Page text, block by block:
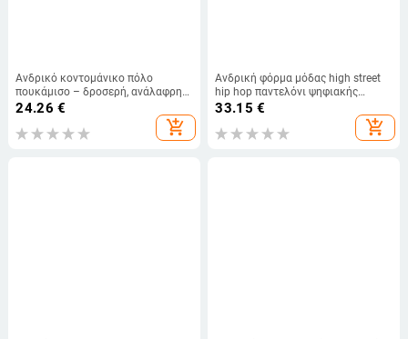
Ανδρικό κοντομάνικο πόλο
πουκάμισο – δροσερή, ανάλαφρη
εφαρμογή, γιακάς πόλο, casual
24.26 €
add_shopping_cart
Ανδρική φόρμα μόδας high street
hip hop παντελόνι ψηφιακής
εκτύπωσης με πολλές τσέπες
μέχρι τον αστράγαλο, παντελόνι
για υπαίθριες αθλητικές
33.15 €
add_shopping_cart